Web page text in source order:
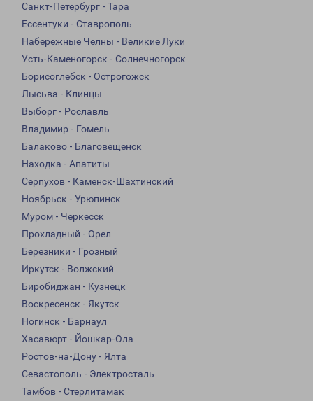
Санкт-Петербург - Тара
Ессентуки - Ставрополь
Набережные Челны - Великие Луки
Усть-Каменогорск - Солнечногорск
Борисоглебск - Острогожск
Лысьва - Клинцы
Выборг - Рославль
Владимир - Гомель
Балаково - Благовещенск
Находка - Апатиты
Серпухов - Каменск-Шахтинский
Ноябрьск - Урюпинск
Муром - Черкесск
Прохладный - Орел
Березники - Грозный
Иркутск - Волжский
Биробиджан - Кузнецк
Воскресенск - Якутск
Ногинск - Барнаул
Хасавюрт - Йошкар-Ола
Ростов-на-Дону - Ялта
Севастополь - Электросталь
Тамбов - Стерлитамак